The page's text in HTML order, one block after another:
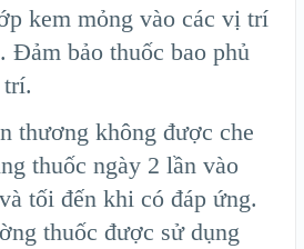
kem mỏng vào các vị trí
Đảm bảo thuốc bao phủ
thương không được che
thuốc ngày 2 lần vào
tối đến khi có đáp ứng.
thuốc được sử dụng